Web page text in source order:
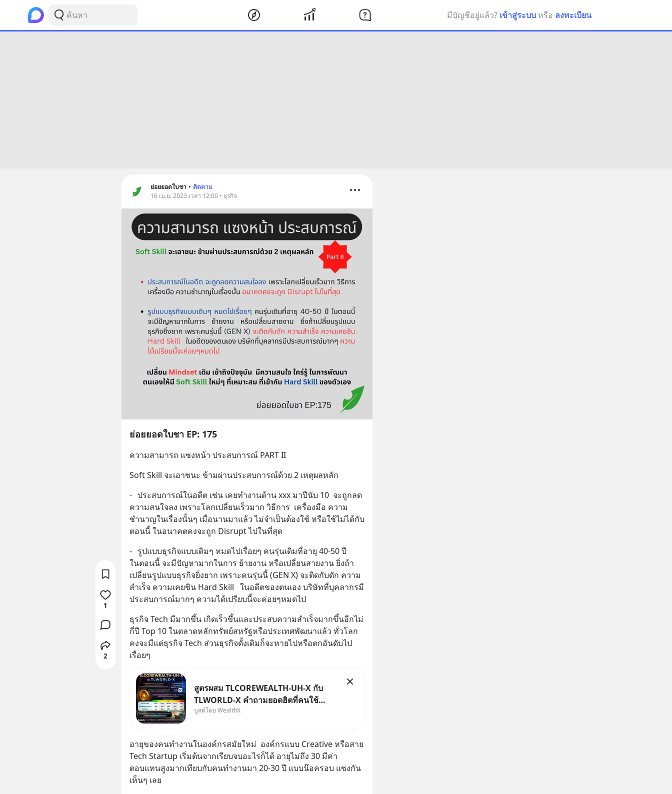
มีบัญชีอยู่แล้ว? เข้าสู่ระบบ หรือ ลงทะเบียน
ย่อยยอดใบชา • ติดตาม
16 เม.ย. 2023 เวลา 12:00 • ธุรกิจ
ย่อยยอดใบชา EP: 175
ความสามารถ แซงหน้า ประสบการณ์ PART II
Soft Skill จะเอาชนะ ข้ามผ่านประสบการณ์ด้วย 2 เหตุผลหลัก
-	ประสบการณ์ในอดีต เช่น เคยทำงานด้าน xxx มาปีนับ 10  จะถูกลด
ความสนใจลง เพราะโลกเปลี่ยนเร็วมาก วิธีการ  เครื่องมือ ความ
ชำนาญในเรื่องนั้นๆ เมื่อนานมาแล้ว ไม่จำเป็นต้องใช้ หรือใช้ไม่ได้กับ
ตอนนี้ ในอนาคตคงจะถูก Disrupt ไปในที่สุด
-	รูปแบบธุรกิจแบบเดิมๆ หมดไปเรื่อยๆ คนรุ่นเดิมที่อายุ 40-50 ปี
ในตอนนี้ จะมีปัญหามากในการ ย้ายงาน หรือเปลี่ยนสายงาน ยิ่งถ้า
เปลี่ยนรูปแบบธุรกิจยิ่งยาก เพราะคนรุ่นนี้ (GEN X) จะติดกับดัก ความ
สำเร็จ ความเคยชิน Hard Skill   ในอดีตของตนเอง บริษัทที่บุคลากรมี
ประสบการณ์มากๆ ความได้เปรียบนี้จะค่อยๆหมดไป
ธุรกิจ Tech มีมากขึ้น เกิดเร็วขึ้นและประสบความสำเร็จมากขึ้นอีกไม่
กี่ปี Top 10 ในตลาดหลักทรัพย์สหรัฐหรือประเทศพัฒนาแล้ว ทั่วโลก
คงจะมีแต่ธุรกิจ Tech ส่วนธุรกิจดั้งเดิมก็จะหายไปหรือตกอันดับไป
เรื่อยๆ
สูตรผสม TLCOREWEALTH-UH-X กับ
TLWORLD-X คำถามยอดฮิตที่คนใช้
WealthX ถามเข้ามา
บูสต์โดย WealthX
อายุของคนทำงานในองค์กรสมัยใหม่  องค์กรแบบ Creative หรือสาย
Tech Startup เริ่มต้นจากเรียบจบอะไรก็ได้ อายุไม่ถึง 30 มีค่า
ตอบแทนสูงมากเทียบกับคนทำงานมา 20-30 ปี แบบน๊อครอบ แซงกัน
เห็นๆ เลย
1
2